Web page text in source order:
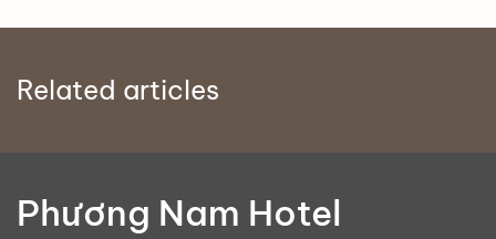
Related articles
Phương Nam Hotel